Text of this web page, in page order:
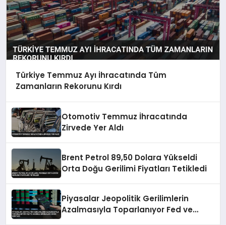
Türkiye Temmuz Ayı İhracatında Tüm
Zamanların Rekorunu Kırdı
Otomotiv Temmuz İhracatında
Zirvede Yer Aldı
Brent Petrol 89,50 Dolara Yükseldi
Orta Doğu Gerilimi Fiyatları Tetikledi
Piyasalar Jeopolitik Gerilimlerin
Azalmasıyla Toparlanıyor Fed ve